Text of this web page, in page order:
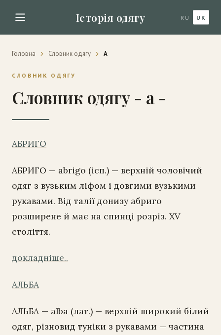
Історія одягу RU UK
Головна Словник одягу А
СЛОВНИК ОДЯГУ
Словник одягу - а -
АБРИГО
АБРИГО — abrigo (ісп.) — верхній чоловічий
одяг з вузьким ліфом і довгими вузькими
рукавами. Від талії донизу абриго
розширене й має на спинці розріз. XV
століття.
докладніше..
АЛЬБА
АЛЬБА — alba (лат.) — верхній широкий білий
одяг, різновид туніки з рукавами — частина